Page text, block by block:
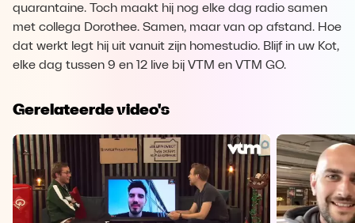
quarantaine. Toch maakt hij nog elke dag radio samen
met collega Dorothee. Samen, maar van op afstand. Hoe
dat werkt legt hij uit vanuit zijn homestudio. Blijf in uw Kot,
elke dag tussen 9 en 12 live bij VTM en VTM GO.
Gerelateerde video's